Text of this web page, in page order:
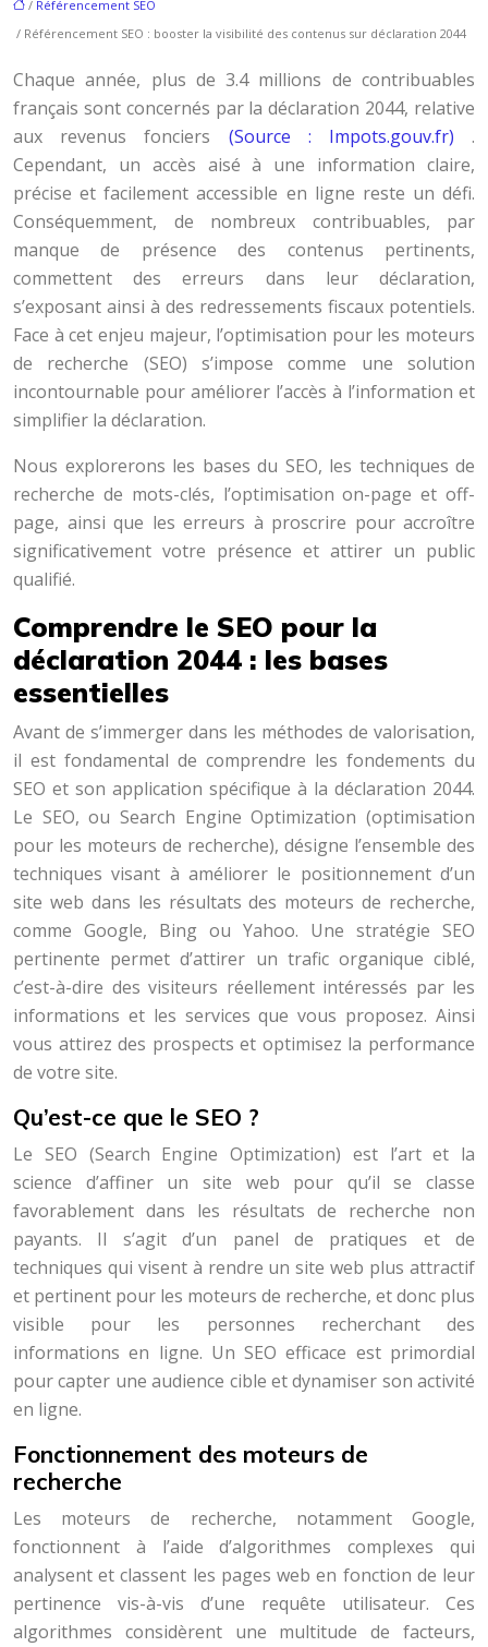
/ Référencement SEO
/ Référencement SEO : booster la visibilité des contenus sur déclaration 2044
Chaque année, plus de 3.4 millions de contribuables
français sont concernés par la déclaration 2044, relative
aux revenus fonciers (Source : Impots.gouv.fr) .
Cependant, un accès aisé à une information claire,
précise et facilement accessible en ligne reste un défi.
Conséquemment, de nombreux contribuables, par
manque de présence des contenus pertinents,
commettent des erreurs dans leur déclaration,
s’exposant ainsi à des redressements fiscaux potentiels.
Face à cet enjeu majeur, l’optimisation pour les moteurs
de recherche (SEO) s’impose comme une solution
incontournable pour améliorer l’accès à l’information et
simplifier la déclaration.
Nous explorerons les bases du SEO, les techniques de
recherche de mots-clés, l’optimisation on-page et off-
page, ainsi que les erreurs à proscrire pour accroître
significativement votre présence et attirer un public
qualifié.
Comprendre le SEO pour la
déclaration 2044 : les bases
essentielles
Avant de s’immerger dans les méthodes de valorisation,
il est fondamental de comprendre les fondements du
SEO et son application spécifique à la déclaration 2044.
Le SEO, ou Search Engine Optimization (optimisation
pour les moteurs de recherche), désigne l’ensemble des
techniques visant à améliorer le positionnement d’un
site web dans les résultats des moteurs de recherche,
comme Google, Bing ou Yahoo. Une stratégie SEO
pertinente permet d’attirer un trafic organique ciblé,
c’est-à-dire des visiteurs réellement intéressés par les
informations et les services que vous proposez. Ainsi
vous attirez des prospects et optimisez la performance
de votre site.
Qu’est-ce que le SEO ?
Le SEO (Search Engine Optimization) est l’art et la
science d’affiner un site web pour qu’il se classe
favorablement dans les résultats de recherche non
payants. Il s’agit d’un panel de pratiques et de
techniques qui visent à rendre un site web plus attractif
et pertinent pour les moteurs de recherche, et donc plus
visible pour les personnes recherchant des
informations en ligne. Un SEO efficace est primordial
pour capter une audience cible et dynamiser son activité
en ligne.
Fonctionnement des moteurs de
recherche
Les moteurs de recherche, notamment Google,
fonctionnent à l’aide d’algorithmes complexes qui
analysent et classent les pages web en fonction de leur
pertinence vis-à-vis d’une requête utilisateur. Ces
algorithmes considèrent une multitude de facteurs,